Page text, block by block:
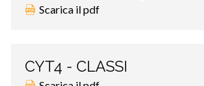
Scarica il pdf
CYT4 - CLASSI